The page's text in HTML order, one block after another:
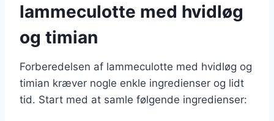
lammeculotte med hvidløg
og timian
Forberedelsen af lammeculotte med hvidløg og
timian kræver nogle enkle ingredienser og lidt
tid. Start med at samle følgende ingredienser: